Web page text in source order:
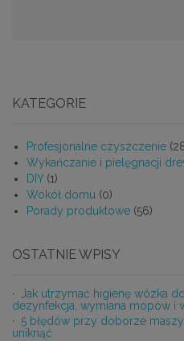
KATEGORIE
Profesjonalne czyszczenie
Wykańczanie i pielęgnacji
DIY (1)
Wokół domu (0)
Porady produktowe (56)
OSTATNIE WPISY
Jak utrzymać higienę wózka
dezynfekcja, wymiana mopów i
5 błędów przy doborze
uniknąć